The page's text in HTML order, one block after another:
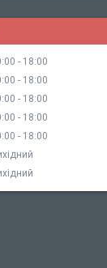
18:00
18:00
18:00
18:00
18:00